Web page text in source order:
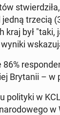
trzecią
kraj był
Bry­ta­nii – w
po­li­ty­ki w